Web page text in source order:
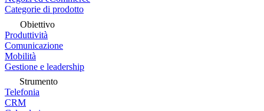
Categorie di prodotto
Obiettivo
Produttività
Comunicazione
Mobilità
Gestione e leadership
Strumento
Telefonia
CRM